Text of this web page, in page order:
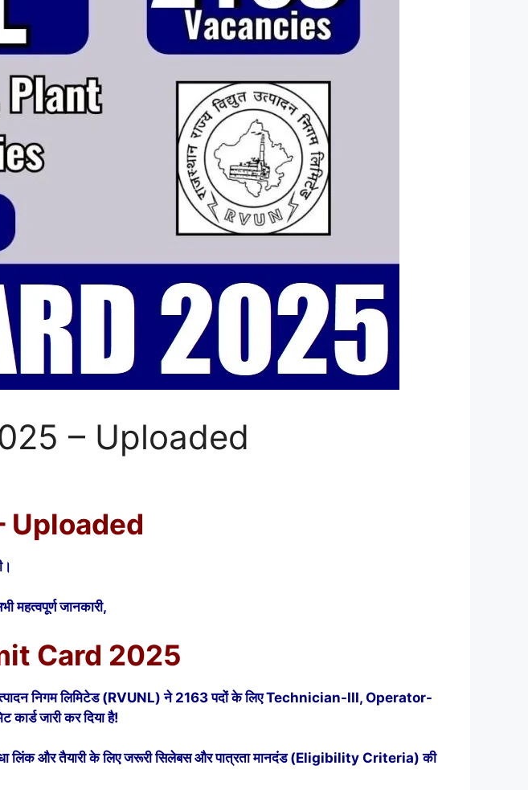
– Uploaded
Uploaded
जानकारी,
Card 2025
उत्पादन निगम लिमिटेड (RVUNL) ने 2163 पदों के लिए Technician-III, Operator-
जारी कर दिया है!
लिंक और तैयारी के लिए जरूरी सिलेबस और पात्रता मानदंड (Eligibility Criteria) की